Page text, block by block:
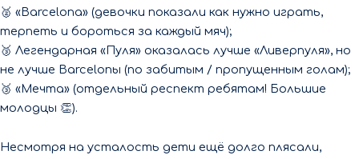
🥈 «Barcelona» (девочки показали как нужно играть,
терпеть и бороться за каждый мяч);
🥉 Легендарная «Пуля» оказалась лучше «Ливерпуля», но
не лучше Barcelonы (по забитым / пропущенным голам);
🥉 «Мечта» (отдельный респект ребятам! Большие
молодцы 👏).
Несмотря на усталость дети ещё долго плясали,